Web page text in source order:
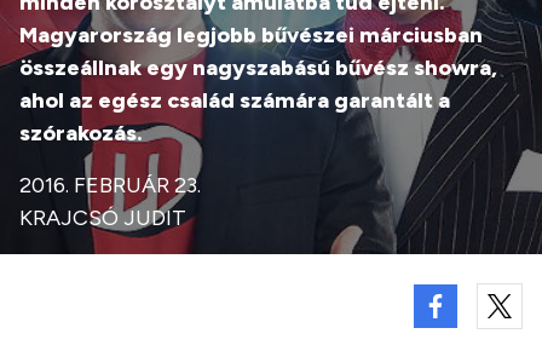
Magyarország legjobb bűvészei márciusban
összeállnak egy nagyszabású bűvész showra,
ahol az egész család számára garantált a
szórakozás.
2016. FEBRUÁR 23.
KRAJCSÓ JUDIT